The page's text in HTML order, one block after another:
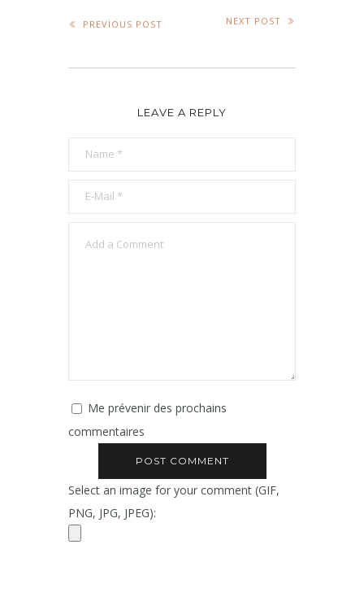
PREVIOUS POST NEXT POST
LEAVE A REPLY
Me prévenir des prochains
commentaires
Select an image for your comment (GIF,
PNG, JPG, JPEG):